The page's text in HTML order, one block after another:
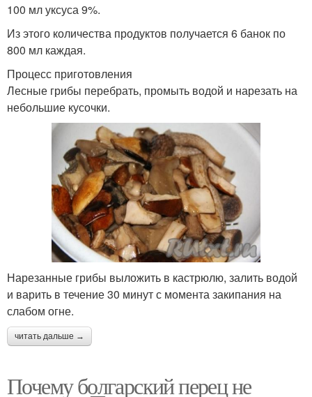
100 мл уксуса 9%.
Из этого количества продуктов получается 6 банок по
800 мл каждая.
Процесс приготовления
Лесные грибы перебрать, промыть водой и нарезать на
небольшие кусочки.
Нарезанные грибы выложить в кастрюлю, залить водой
и варить в течение 30 минут с момента закипания на
слабом огне.
читать дальше →
Почему болгарский перец не